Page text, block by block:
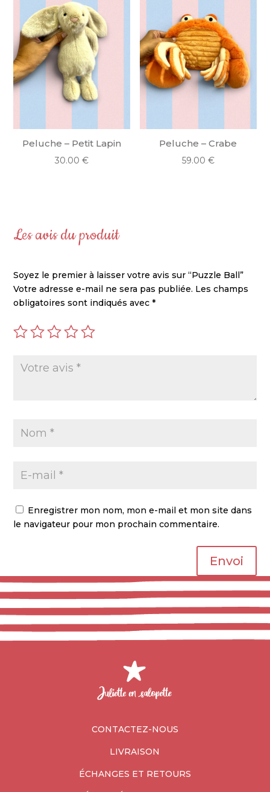
Peluche – Petit Lapin
30.00€
Peluche – Crabe
59.00 €
Les avis du produit
Soyez le premier à laisser votre avis sur “Puzzle Ball”
Votre adresse e-mail ne sera pas publiée. Les champs
obligatoires sont indiqués avec*
Enregistrer mon nom, mon e-mail et mon site dans
le navigateur pour mon prochain commentaire.
Envoi
CONTACTEZ-NOUS
LIVRAISON
ÉCHANGES ET RETOURS